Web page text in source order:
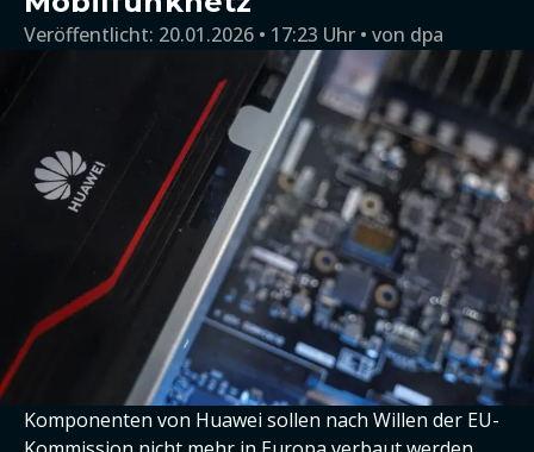
Veröffentlicht: 20.01.2026 • 17:23 Uhr von dpa
Komponenten von Huawei sollen nach Willen der EU-